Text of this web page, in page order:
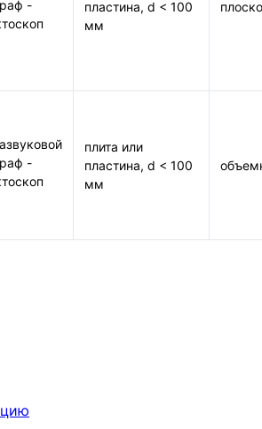
пластина, d < 100
мм
плита или
пластина, d < 100
мм